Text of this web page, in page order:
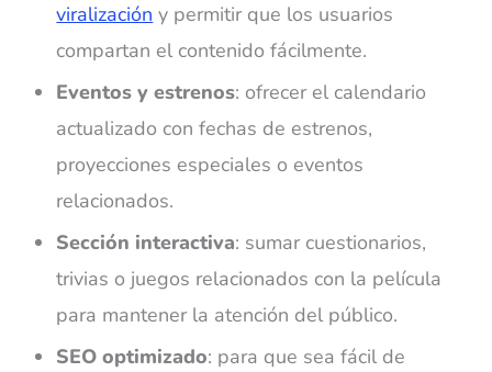
viralización y permitir que los usuarios
compartan el contenido fácilmente.
Eventos y estrenos: ofrecer el calendario
actualizado con fechas de estrenos,
proyecciones especiales o eventos
relacionados.
Sección interactiva: sumar cuestionarios,
trivias o juegos relacionados con la película
para mantener la atención del público.
SEO optimizado: para que sea fácil de